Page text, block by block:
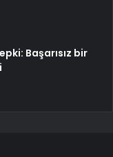
Başarısız bir